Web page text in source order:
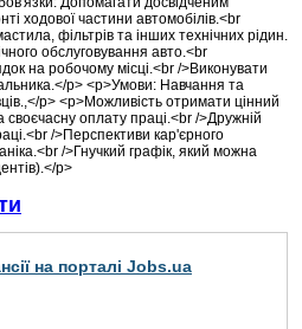
ходової частини автомобілів.<br
фільтрів та інших технічних рідин.
обслуговування авто.<br
на робочому місці.<br />Виконувати
p> <p>Умови: Навчання та
p> <p>Можливість отримати цінний
своєчасну оплату праці.<br />Дружній
/>Перспективи кар'єрного
/>Гнучкий графік, який можна
p>
на порталі Jobs.ua